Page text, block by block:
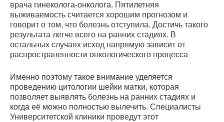
врача гинеколога-онколога. Пятилетняя
выживаемость считается хорошим прогнозом и
говорит о том, что болезнь отступила. Достичь такого
результата легче всего на ранних стадиях. В
остальных случаях исход напрямую зависит от
распространенности онкологического процесса
Именно поэтому такое внимание уделяется
проведению цитологии шейки матки, которая
позволяет выявлять болезнь на ранних стадиях и
когда её можно полностью вылечить. Специалисты
Университетской клиники проведут этот